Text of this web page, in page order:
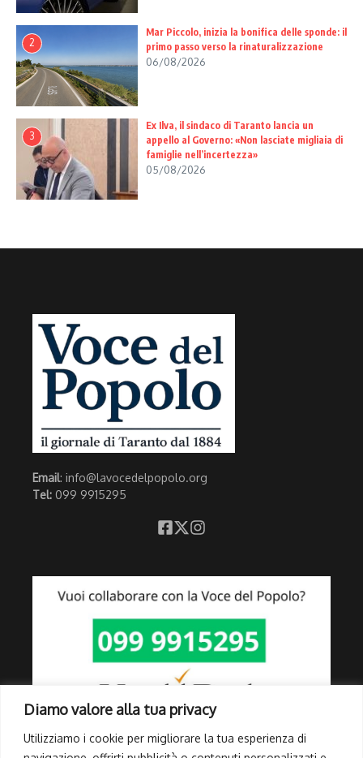
Diamo valore alla tua privacy
Utilizziamo i cookie per migliorare la tua esperienza di
2
Mar Piccolo, inizia la bonifica delle sponde: il
primo passo verso la rinaturalizzazione
06/08/2026
3
Ex Ilva, il sindaco di Taranto lancia un
appello al Governo: «Non lasciate migliaia di
famiglie nell’incertezza»
05/08/2026
Email: info@lavocedelpopolo.org
Tel: 099 9915295